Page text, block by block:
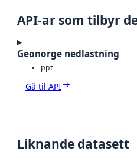
API-ar som tilbyr
Geonorge nedlastning
ppt
Gå til API
Liknande datasett